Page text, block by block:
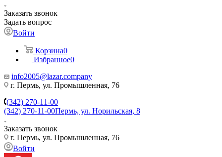
Заказать звонок
Задать вопрос
Войти
Корзина0
Избранное0
info2005@lazar.company
г. Пермь, ул. Промышленная, 76
(342) 270-11-00
(342) 270-11-00Пермь, ул. Норильская, 8
Заказать звонок
г. Пермь, ул. Промышленная, 76
Войти